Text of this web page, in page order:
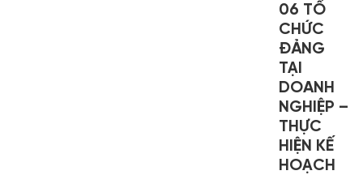
06 TỔ
CHỨC
ĐẢNG
TẠI
DOANH
NGHIỆP –
THỰC
HIỆN KẾ
HOẠCH